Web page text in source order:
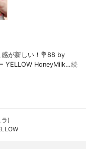
２、黄２０３
が新しい！⁡💐88 by
YELLOW HoneyMilk⁡⁡…続
)